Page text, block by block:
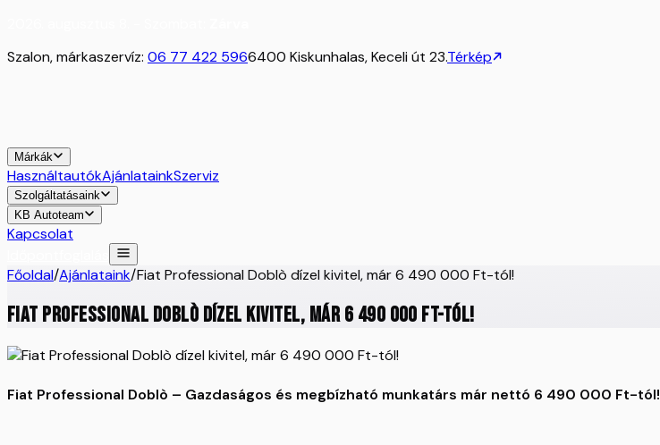
Szalon, márkaszervíz: 06 77 422 5966400 Kiskunhalas, Keceli út 23.Térkép
Márkák
HasználtautókAjánlatainkSzerviz
Szolgáltatásaink
KB Autoteam
Kapcsolat
Főoldal/Ajánlataink/Fiat Professional Doblò dízel kivitel, már 6 490 000 Ft-tól!
Fiat Professional Doblò dízel kivitel, már 6 490 000 Ft-tól!
Fiat Professional Doblò – Gazdaságos és megbízható munkatárs már nettó 6 490 000 Ft-tól!